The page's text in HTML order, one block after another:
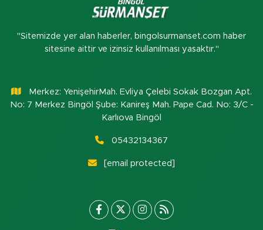
"Sitemizde yer alan haberler, bingolsurmanset.com haber
sitesine aittir ve izinsiz kullanılması yasaktır."
Merkez: YenişehirMah. Evliya Çelebi Sokak Bozgan Apt.
No: 7 Merkez Bingöl Şube: Kanireş Mah. Pape Cad. No: 3/C -
Karlıova Bingöl
05432134367
[email protected]